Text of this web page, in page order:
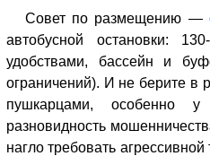
Совет по размещению —
автобусной остановки:
удобствами, бассейн и
ограничений). И не берите в
пушкарцами, особенно
разновидность
нагло требовать